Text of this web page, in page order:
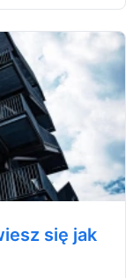
się jak